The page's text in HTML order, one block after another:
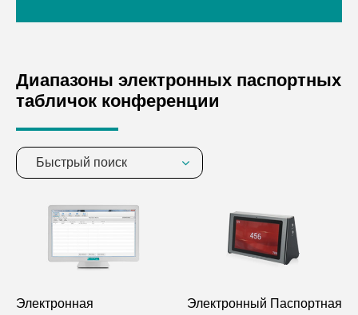
Диапазоны электронных паспортных
табличок конференции
Быстрый поиск
Электронная
Электронный Паспортная